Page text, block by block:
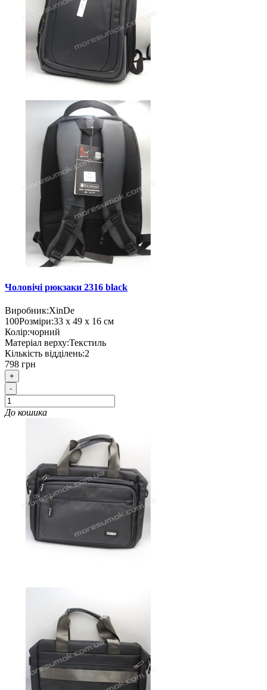
Чоловічі рюкзаки 2316 black
Виробник:XinDe
100Розміри:33 х 49 х 16 см
Колір:чорний
Матеріал верху:Текстиль
Кількість відділень:2
798 грн
+
-
До кошика